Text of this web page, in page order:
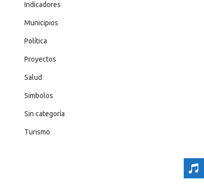
Indicadores
Municipios
Política
Proyectos
Salud
Simbolos
Sin categoría
Turismo